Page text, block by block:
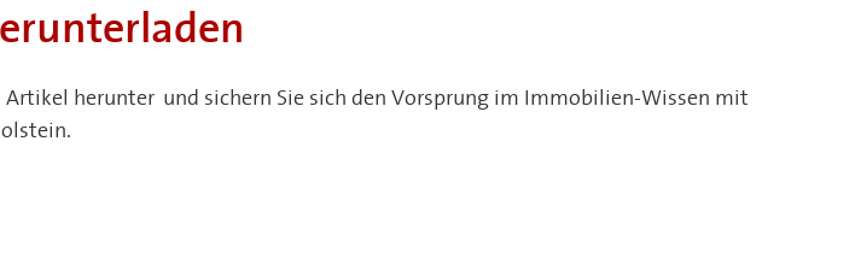
Artikel herunter und sichern Sie sich den Vorsprung im Immobilien-Wissen mit